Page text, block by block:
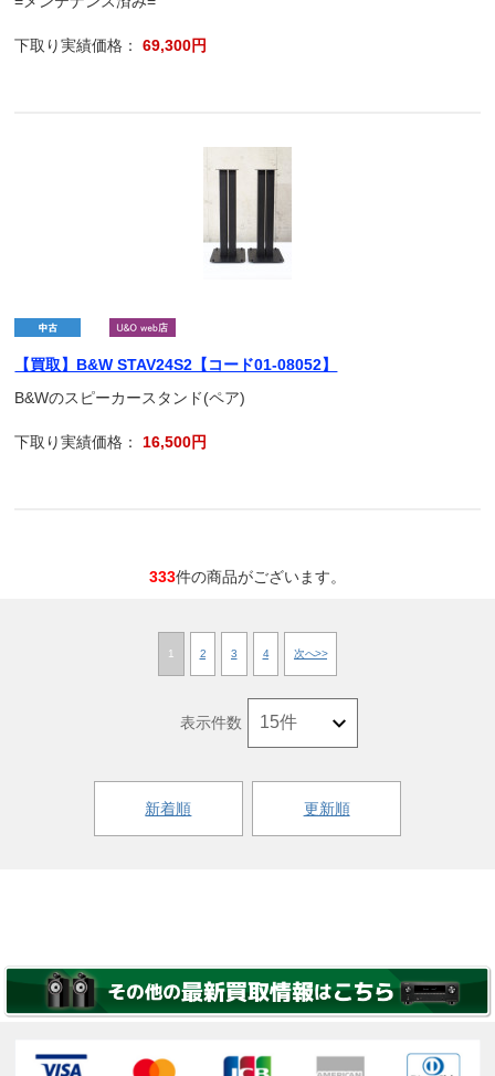
下取り実績価格：69,300円
【買取】B&W STAV24S2【コード01-08052】
B&Wのスピーカースタンド(ペア)
下取り実績価格： 16,500円
333件の商品がございます。
1 2 3 4 次へ>>
新着順 更新順
表示件数